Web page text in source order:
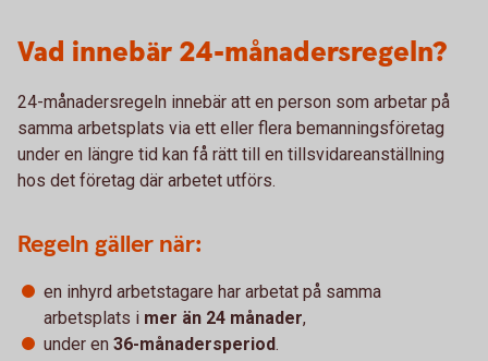
Vad innebär 24-månadersregeln?
24-månadersregeln innebär att en person som arbetar på
samma arbetsplats via ett eller flera bemanningsföretag
under en längre tid kan få rätt till en tillsvidareanställning
hos det företag där arbetet utförs.
Regeln gäller när:
en inhyrd arbetstagare har arbetat på samma
arbetsplats i mer än 24 månader,
under en 36-månadersperiod.